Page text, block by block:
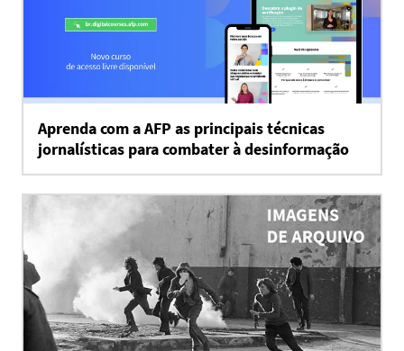
Aprenda com a AFP as principais técnicas
jornalísticas para combater à desinformação